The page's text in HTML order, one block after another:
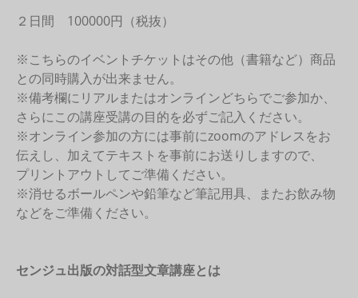
２日間 100000円（税抜）
※こちらのイベントチケットはその他（書籍など）商品
との同時購入が出来ません。
※備考欄にリアルまたはオンラインどちらでご参加か、
さらにこの講座受講の目的を必ずご記入ください。
※オンライン参加の方には事前にzoomのアドレスをお
伝えし、加えてテキストを事前にお送りしますので、
プリントアウトしてご準備ください。
※消せるボールペンや鉛筆など筆記用具、またお飲み物
などをご準備ください。
センジュ出版の対話型文章講座とは